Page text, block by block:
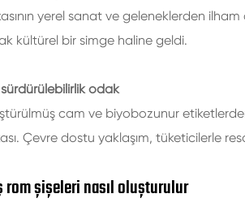
yerel sanat ve geleneklerden
kültürel bir simge haline geldi.
sürdürülebilirlik odak
cam ve biyobozunur
Çevre dostu yaklaşım, tüketicilerle
şişeleri nasıl oluşturulur